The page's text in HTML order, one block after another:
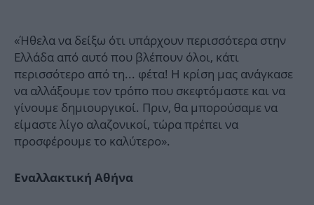
«Ήθελα να δείξω ότι υπάρχουν περισσότερα στην
Ελλάδα από αυτό που βλέπουν όλοι, κάτι
περισσότερο από τη... φέτα! Η κρίση μας ανάγκασε
να αλλάξουμε τον τρόπο που σκεφτόμαστε και να
γίνουμε δημιουργικοί. Πριν, θα μπορούσαμε να
είμαστε λίγο αλαζονικοί, τώρα πρέπει να
προσφέρουμε το καλύτερο».
Εναλλακτική Αθήνα